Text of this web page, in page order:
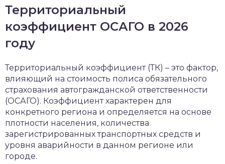
Территориальный
коэффициент ОСАГО в 2026
году
Территориальный коэффициент (ТК) – это фактор,
влияющий на стоимость полиса обязательного
страхования автогражданской ответственности
(ОСАГО). Коэффициент характерен для
конкретного региона и определяется на основе
плотности населения, количества
зарегистрированных транспортных средств и
уровня аварийности в данном регионе или
городе.